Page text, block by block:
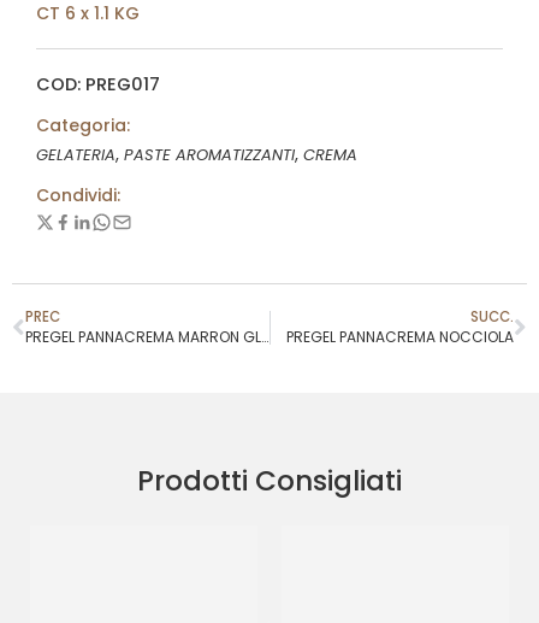
CT 6 x 1.1 KG
COD: PREG017
Categoria:
GELATERIA, PASTE AROMATIZZANTI, CREMA
Condividi:
PREC
PREGEL PANNACREMA MARRON GLACE’
SUCC.
PREGEL PANNACREMA NOCCIOLA
Prodotti Consigliati